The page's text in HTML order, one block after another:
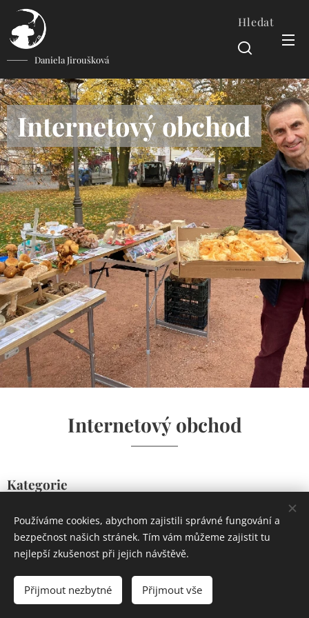
Daniela Jiroušková
Hledat
Internetový obchod
Internetový obchod
Kategorie
Cookies
Používáme cookies, abychom zajistili správné fungování a
bezpečnost našich stránek. Tím vám můžeme zajistit tu
nejlepší zkušenost při jejich návštěvě.
Přijmout nezbytné Přijmout vše